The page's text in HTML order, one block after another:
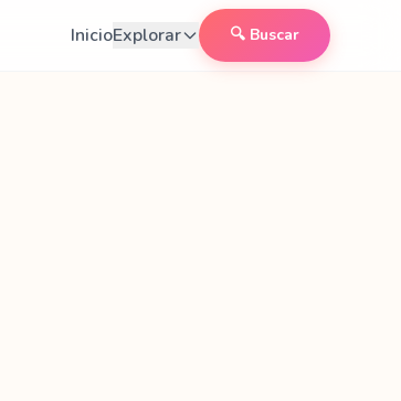
InicioExplorar 🔍 Buscar